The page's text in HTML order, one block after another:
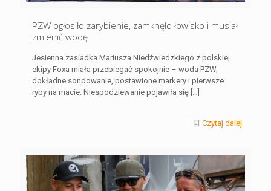
PZW ogłosiło zarybienie, zamknęło łowisko i musiał
zmienić wodę
Jesienna zasiadka Mariusza Niedźwiedzkiego z polskiej
ekipy Foxa miała przebiegać spokojnie – woda PZW,
dokładne sondowanie, postawione markery i pierwsze
ryby na macie. Niespodziewanie pojawiła się
Czytaj dalej